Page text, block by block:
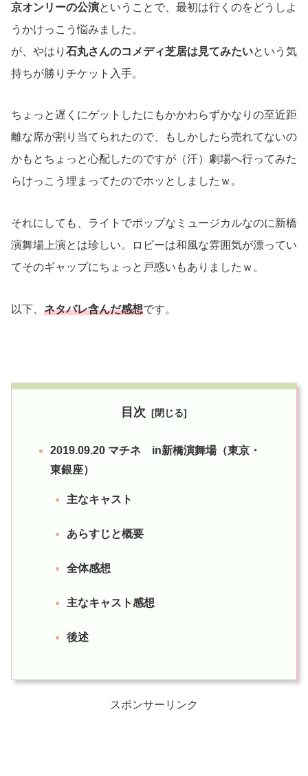
京オンリーの公演ということで、最初は行くのをどうしよ
うかけっこう悩みました。
が、やはり 石丸さんのコメディ芝居は見てみたいという気
持ちが勝りチケット入手。
ちょっと遅くにゲットしたにもかかわらずかなりの至近距
離な席が割り当てられたので、もしかしたら売れてないの
かもとちょっと心配したのですが（汗）劇場へ行ってみた
らけっこう埋まってたのでホッとしましたｗ。
それにしても、ライトでポップなミュージカルなのに新橋
演舞場上演とは珍しい。ロビーは和風な雰囲気が漂ってい
てそのギャップにちょっと戸惑いもありましたｗ。
以下、 ネタバレ含んだ感想です。
目次
2019.09.20 マチネ in新橋演舞場（東京・
東銀座）
主なキャスト
あらすじと概要
全体感想
主なキャスト感想
後述
スポンサーリンク